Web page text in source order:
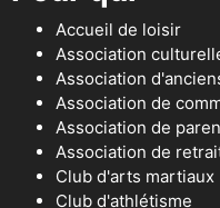
Accueil de loisir
Association
Association
Association de
Association de
Association de
Club d'arts martiaux
Club d'athlétisme